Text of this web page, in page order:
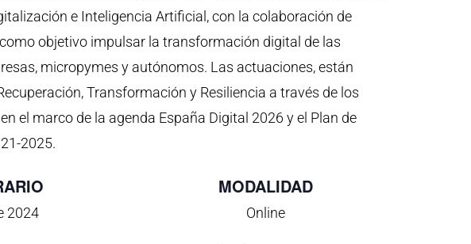
e Inteligencia Artificial, con la colaboración de
objetivo impulsar la transformación digital de las
micropymes y autónomos. Las actuaciones, están
Transformación y Resiliencia a través de los
el marco de la agenda España Digital 2026 y el Plan de
2025.
2024
MODALIDAD
Online